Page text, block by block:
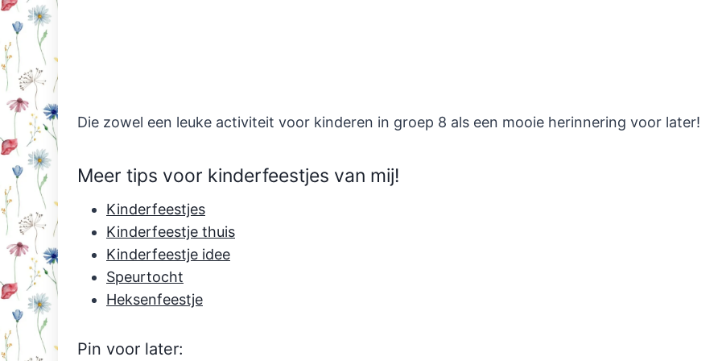
Die zowel een leuke activiteit voor kinderen in groep 8 als een mooie herinnering voor later!
Meer tips voor kinderfeestjes van mij!
Kinderfeestjes
Kinderfeestje thuis
Kinderfeestje idee
Speurtocht
Heksenfeestje
Pin voor later: